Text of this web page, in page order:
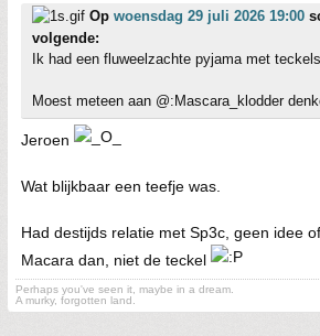
Op woensdag 29 juli 2026 19:00
volgende:
Ik had een fluweelzachte pyjama met
Moest meteen aan @:Mascara_klodder
Jeroen
Wat blijkbaar een teefje was.
Had destijds relatie met Sp3c, geen idee
Macara dan, niet de teckel
Perhaps you've seen it, maybe in a dream.
A murky, forgotten land.